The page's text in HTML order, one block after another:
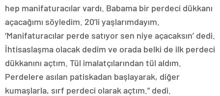
hep manifaturacılar vardı. Babama bir perdeci dükkanı
açacağımı söyledim. 20’li yaşlarımdayım.
‘Manifaturacılar perde satıyor sen niye açacaksın’ dedi.
İhtisaslaşma olacak dedim ve orada belki de ilk perdeci
dükkanını açtım. Tül imalatçılarından tül aldım.
Perdelere asılan patiskadan başlayarak, diğer
kumaşlarla, sırf perdeci olarak açtım.” dedi.